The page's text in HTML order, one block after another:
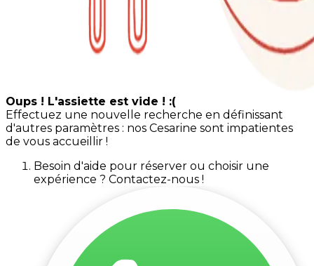
Oups ! L'assiette est vide ! :(
Effectuez une nouvelle recherche en définissant
d'autres paramètres : nos Cesarine sont impatientes
de vous accueillir !
Besoin d'aide pour réserver ou choisir une
expérience ? Contactez-nous !